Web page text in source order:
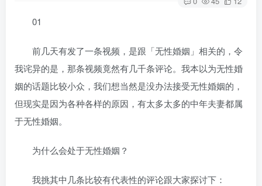
01
前几天有发了一条视频，是跟「无性婚姻」相关的，令
我诧异的是，那条视频竟然有几千条评论。我本以为无性婚
姻的话题比较小众，我们想当然是没办法接受无性婚姻的，
但现实是因为各种各样的原因，有太多太多的中年夫妻都属
于无性婚姻。
为什么会处于无性婚姻？
我挑其中几条比较有代表性的评论跟大家探讨下：